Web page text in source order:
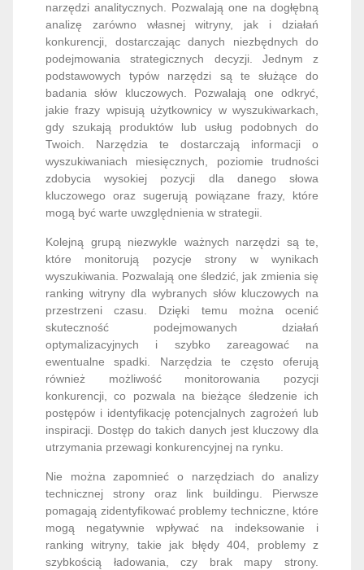
narzędzi analitycznych. Pozwalają one na dogłębną
analizę zarówno własnej witryny, jak i działań
konkurencji, dostarczając danych niezbędnych do
podejmowania strategicznych decyzji. Jednym z
podstawowych typów narzędzi są te służące do
badania słów kluczowych. Pozwalają one odkryć,
jakie frazy wpisują użytkownicy w wyszukiwarkach,
gdy szukają produktów lub usług podobnych do
Twoich. Narzędzia te dostarczają informacji o
wyszukiwaniach miesięcznych, poziomie trudności
zdobycia wysokiej pozycji dla danego słowa
kluczowego oraz sugerują powiązane frazy, które
mogą być warte uwzględnienia w strategii.
Kolejną grupą niezwykle ważnych narzędzi są te,
które monitorują pozycje strony w wynikach
wyszukiwania. Pozwalają one śledzić, jak zmienia się
ranking witryny dla wybranych słów kluczowych na
przestrzeni czasu. Dzięki temu można ocenić
skuteczność podejmowanych działań
optymalizacyjnych i szybko zareagować na
ewentualne spadki. Narzędzia te często oferują
również możliwość monitorowania pozycji
konkurencji, co pozwala na bieżące śledzenie ich
postępów i identyfikację potencjalnych zagrożeń lub
inspiracji. Dostęp do takich danych jest kluczowy dla
utrzymania przewagi konkurencyjnej na rynku.
Nie można zapomnieć o narzędziach do analizy
technicznej strony oraz link buildingu. Pierwsze
pomagają zidentyfikować problemy techniczne, które
mogą negatywnie wpływać na indeksowanie i
ranking witryny, takie jak błędy 404, problemy z
szybkością ładowania, czy brak mapy strony.